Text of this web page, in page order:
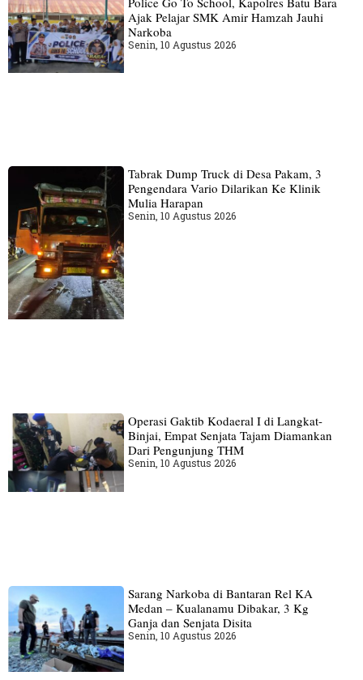
Ajak Pelajar SMK Amir Hamzah Jauhi
Narkoba
Senin, 10 Agustus 2026
Tabrak Dump Truck di Desa Pakam, 3
Pengendara Vario Dilarikan Ke Klinik
Mulia Harapan
Senin, 10 Agustus 2026
Operasi Gaktib Kodaeral I di Langkat-
Binjai, Empat Senjata Tajam Diamankan
Dari Pengunjung THM
Senin, 10 Agustus 2026
Sarang Narkoba di Bantaran Rel KA
Medan – Kualanamu Dibakar, 3 Kg
Ganja dan Senjata Disita
Senin, 10 Agustus 2026